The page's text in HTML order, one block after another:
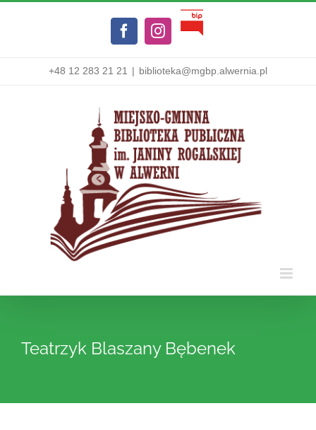
FacebookInstagram
Biuletyn
+48 12 283 21 21 | biblioteka@mgbp.alwernia.pl
Teatrzyk Blaszany Bębenek